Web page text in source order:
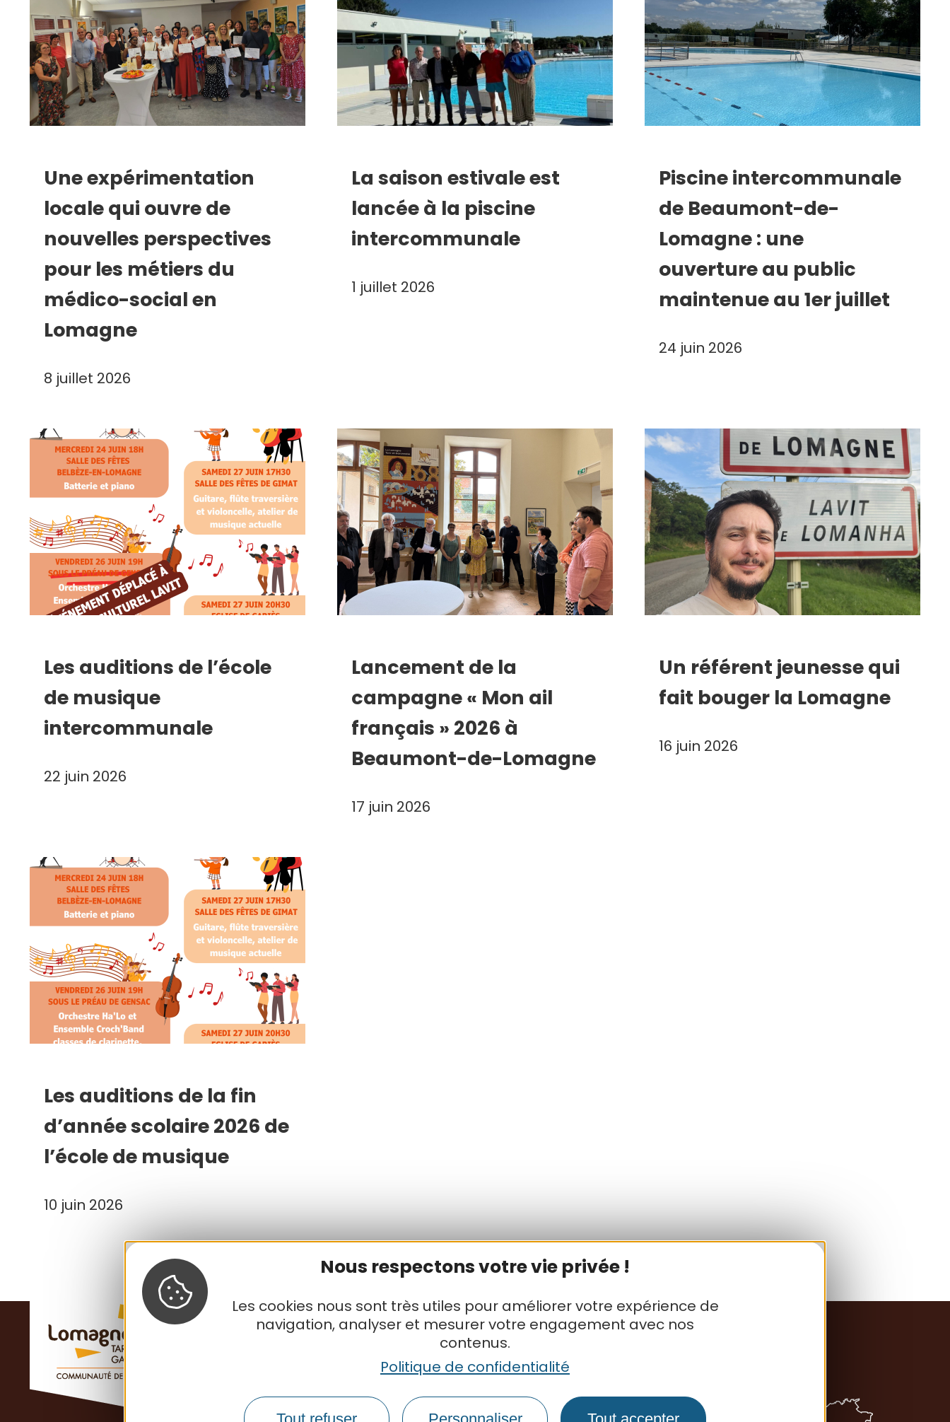
Nous respectons votre vie privée !
Les cookies nous sont très utiles pour améliorer votre expérience de
navigation, analyser et mesurer votre engagement avec nos
contenus.
Politique de confidentialité
Une expérimentation
locale qui ouvre de
nouvelles perspectives
pour les métiers du
médico-social en
Lomagne
8 juillet 2026
La saison estivale est
lancée à la piscine
intercommunale
1 juillet 2026
Piscine intercommunale
de Beaumont-de-
Lomagne : une
ouverture au public
maintenue au 1er juillet
24 juin 2026
Les auditions de l’école
de musique
intercommunale
22 juin 2026
Lancement de la
campagne « Mon ail
français » 2026 à
Beaumont-de-Lomagne
17 juin 2026
Un référent jeunesse qui
fait bouger la Lomagne
16 juin 2026
Les auditions de la fin
d’année scolaire 2026 de
l’école de musique
10 juin 2026